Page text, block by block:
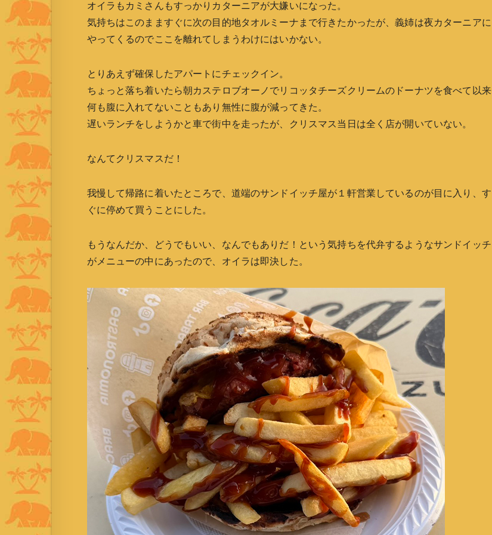
オイラもカミさんもすっかりカターニアが大嫌いになった。
気持ちはこのまますぐに次の目的地タオルミーナまで行きたかったが、義姉は夜カターニアに
やってくるのでここを離れてしまうわけにはいかない。
とりあえず確保したアパートにチェックイン。
ちょっと落ち着いたら朝カステロブオーノでリコッタチーズクリームのドーナツを食べて以来
何も腹に入れてないこともあり無性に腹が減ってきた。
遅いランチをしようかと車で街中を走ったが、クリスマス当日は全く店が開いていない。
なんてクリスマスだ！
我慢して帰路に着いたところで、道端のサンドイッチ屋が１軒営業しているのが目に入り、す
ぐに停めて買うことにした。
もうなんだか、どうでもいい、なんでもありだ！という気持ちを代弁するようなサンドイッチ
がメニューの中にあったので、オイラは即決した。